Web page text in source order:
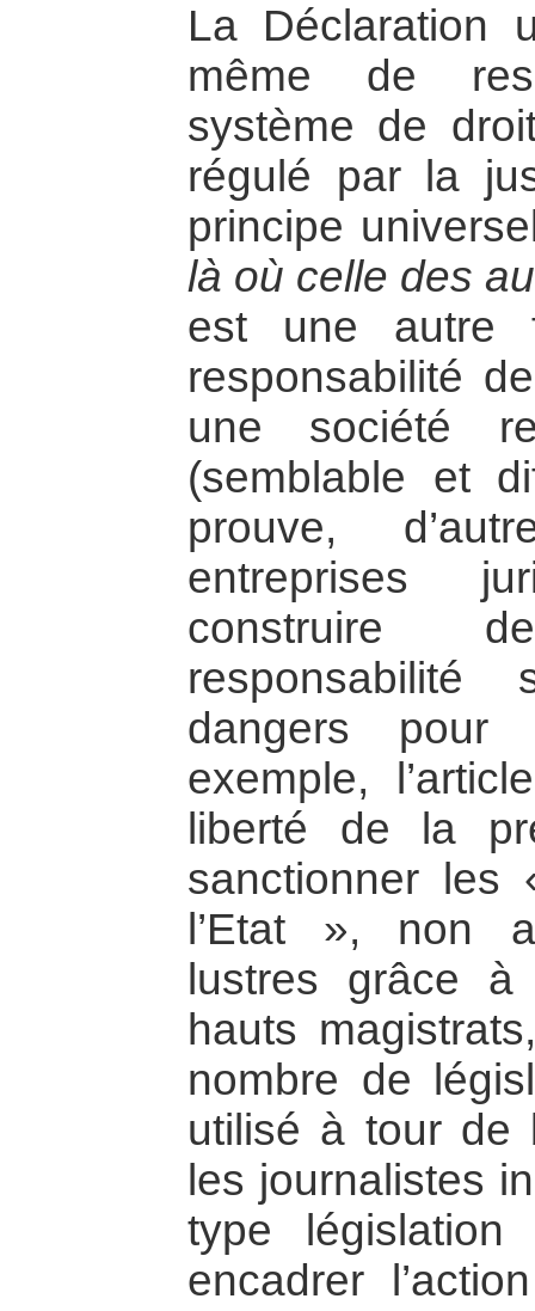
La Déclaration
même de
système de
régulé par la
principe
là où celle des
est une autre
responsabilité
une société
(semblable et
prouve,
entreprises
construire
dangers
exemple,
liberté de la
sanctionner
l’Etat », non
lustres grâce
hauts
nombre de
utilisé à tour de
les journalistes
type
encadrer